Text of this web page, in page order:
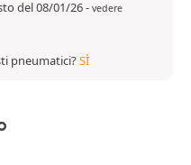
del 08/01/26- vedere
pneumatici?SÌ